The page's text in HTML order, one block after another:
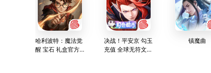
哈利波特：魔法觉
醒 宝石 礼盒官方
决战！平安京 勾玉
充值 全球无符文对
镇魔曲